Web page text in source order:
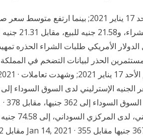
الأمريكي طلبات الشراء الحذره